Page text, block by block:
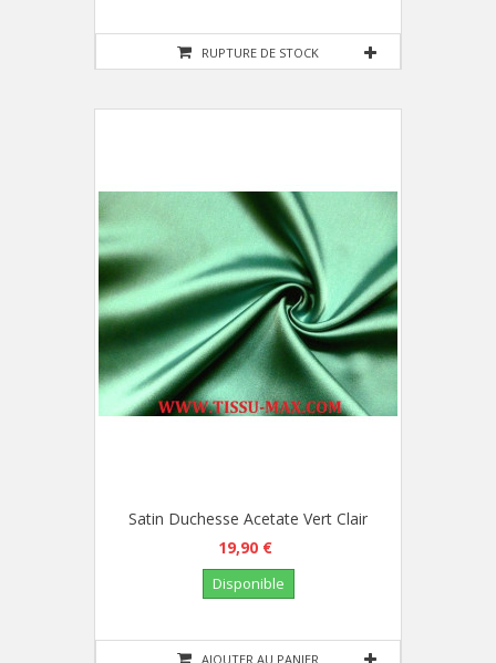
RUPTURE DE STOCK
AJOUTER AU PANIER
Satin Duchesse Acetate Vert Clair
19,90 €
Disponible